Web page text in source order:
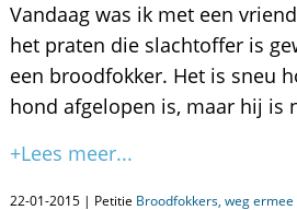
Vandaag was ik met een
het praten die slachtoffer is
een broodfokker. Het is sneu
hond afgelopen is, maar hij is
+Lees meer...
22-01-2015 | Petitie Broodfokkers, weg ermee